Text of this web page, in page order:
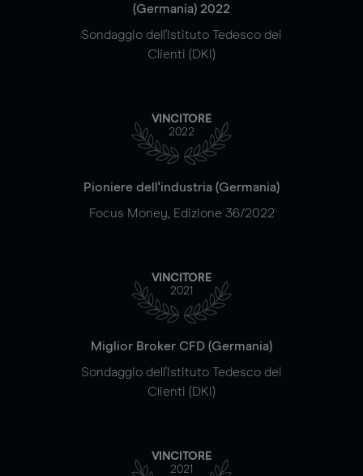
(Germania) 2022
Sondaggio dell'Istituto Tedesco dei
Clienti (DKI)
VINCITORE
2022
Pioniere dell'industria (Germania)
Focus Money, Edizione 36/2022
VINCITORE
2021
Miglior Broker CFD (Germania)
Sondaggio dell'Istituto Tedesco dei
Clienti (DKI)
VINCITORE
2021